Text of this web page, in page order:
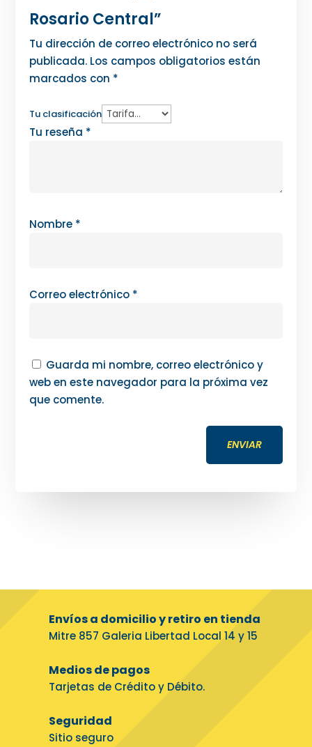
Rosario Central”
Tu dirección de correo electrónico no será
publicada. Los campos obligatorios están
marcados con *
Tu clasificación
Tu reseña *
Nombre *
Correo electrónico *
Guarda mi nombre, correo electrónico y
web en este navegador para la próxima vez
que comente.
ENVIAR
Envíos a domicilio y retiro en tienda
Mitre 857 Galeria Libertad Local 14 y 15
Medios de pagos
Tarjetas de Crédito y Débito.
Seguridad
Sitio seguro